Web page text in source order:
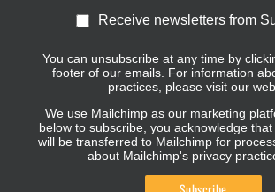
Receive newsletters from
You can unsubscribe at any time by
footer of our emails. For information
practices, please visit our
We use Mailchimp as our marketing
below to subscribe, you acknowledge
will be transferred to Mailchimp for
about Mailchimp's privacy